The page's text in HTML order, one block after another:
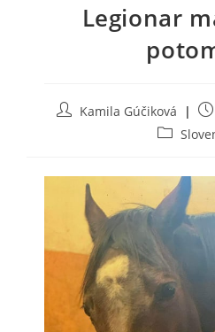
Legionar
Post Kamila Gúčiková
Post